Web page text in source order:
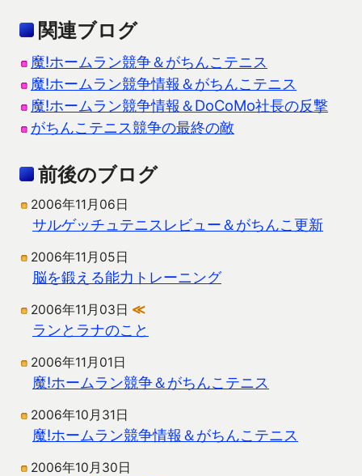
関連ブログ
魔!ホームラン競争＆がちんこテニス
魔!ホームラン競争情報＆がちんこテニス
魔!ホームラン競争情報＆DoCoMo社長の反撃
がちんこテニス競争の最終の敵
前後のブログ
2006年11月06日
サルゲッチュテニスレビュー＆がちんこ更新
2006年11月05日
脳を鍛える能力トレーニング
2006年11月03日 ≪
ランとラナのこと
2006年11月01日
魔!ホームラン競争＆がちんこテニス
2006年10月31日
魔!ホームラン競争情報＆がちんこテニス
2006年10月30日